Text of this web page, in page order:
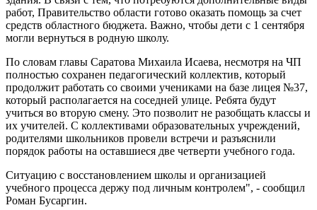
работ, Правительство области готово оказать помощь за счет
средств областного бюджета. Важно, чтобы дети с 1 сентября
могли вернуться в родную школу.
По словам главы Саратова Михаила Исаева, несмотря на ЧП
полностью сохранен педагогический коллектив, который
продолжит работать со своими учениками на базе лицея №37,
который располагается на соседней улице. Ребята будут
учиться во вторую смену. Это позволит не разобщать классы и
их учителей. С коллективами образовательных учреждений,
родителями школьников провели встречи и разъяснили
порядок работы на оставшиеся две четверти учебного года.
Ситуацию с восстановлением школы и организацией
учебного процесса держу под личным контролем", - сообщил
Роман Бусаргин.